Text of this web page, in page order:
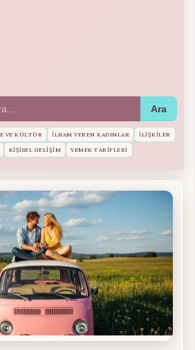
VE KÜLTÜR İLHAM VEREN KADINLAR İLIŞKILER
KIŞISEL GELIŞIM YEMEK TARIFLERI
Ara